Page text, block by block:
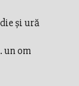
și ură
un om